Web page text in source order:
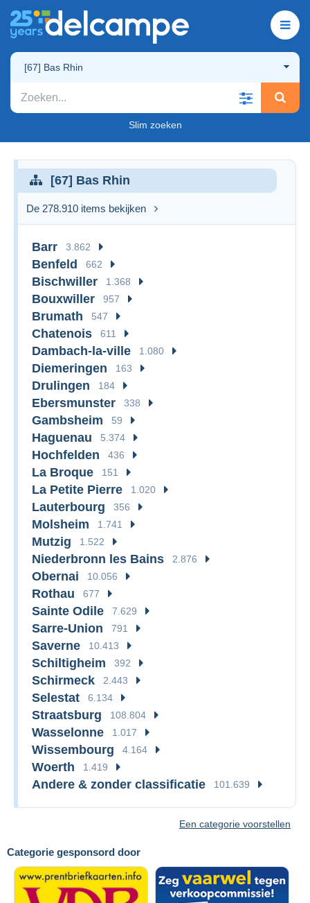
[67] Bas Rhin
Slim zoeken
Categorie gesponsord door
[67] Bas Rhin
De 278.910 items bekijken
Barr 3.862
Benfeld 662
Bischwiller 1.368
Bouxwiller 957
Brumath 547
Chatenois 611
Dambach-la-ville 1.080
Diemeringen 163
Drulingen 184
Ebersmunster 338
Gambsheim 59
Haguenau 5.374
Hochfelden 436
La Broque 151
La Petite Pierre 1.020
Lauterbourg 356
Molsheim 1.741
Mutzig 1.522
Niederbronn les Bains 2.876
Obernai 10.056
Rothau 677
Sainte Odile 7.629
Sarre-Union 791
Saverne 10.413
Schiltigheim 392
Schirmeck 2.443
Selestat 6.134
Straatsburg 108.804
Wasselonne 1.017
Wissembourg 4.164
Woerth 1.419
Andere & zonder classificatie 101.639
Een categorie voorstellen